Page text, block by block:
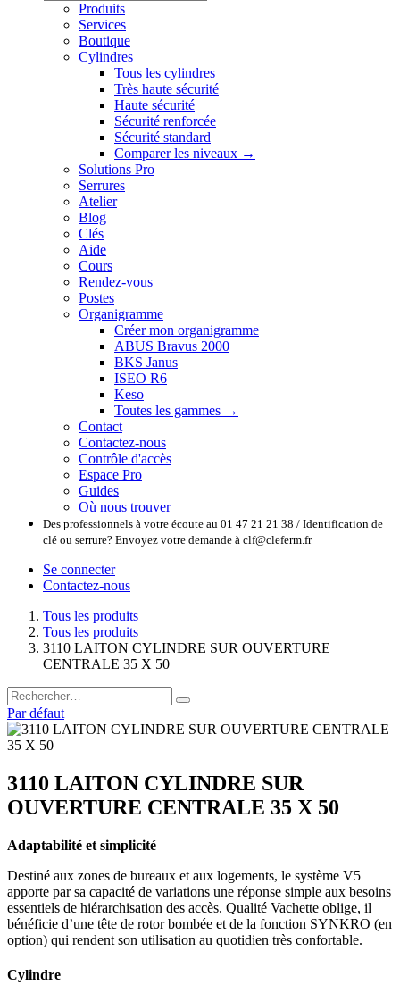
Produits
Services
Boutique
Cylindres
Tous les cylindres
Très haute sécurité
Haute sécurité
Sécurité renforcée
Sécurité standard
Comparer les niveaux →
Solutions Pro
Serrures
Atelier
Blog
Clés
Aide
Cours
Rendez-vous
Postes
Organigramme
Créer mon organigramme
ABUS Bravus 2000
BKS Janus
ISEO R6
Keso
Toutes les gammes →
Contact
Contactez-nous
Contrôle d'accès
Espace Pro
Guides
Où nous trouver
Des professionnels à votre écoute au 01 47 21 21 38 / Identification de
clé ou serrure? Envoyez votre demande à clf@cleferm.fr
Se connecter
Contactez-nous
Tous les produits
Tous les produits
3110 LAITON CYLINDRE SUR OUVERTURE
CENTRALE 35 X 50
Par défaut
3110 LAITON CYLINDRE SUR
OUVERTURE CENTRALE 35 X 50
Adaptabilité et simplicité
Destiné aux zones de bureaux et aux logements, le système V5
apporte par sa capacité de variations une réponse simple aux besoins
essentiels de hiérarchisation des accès. Qualité Vachette oblige, il
bénéficie d’une tête de rotor bombée et de la fonction SYNKRO (en
option) qui rendent son utilisation au quotidien très confortable.
Cylindre